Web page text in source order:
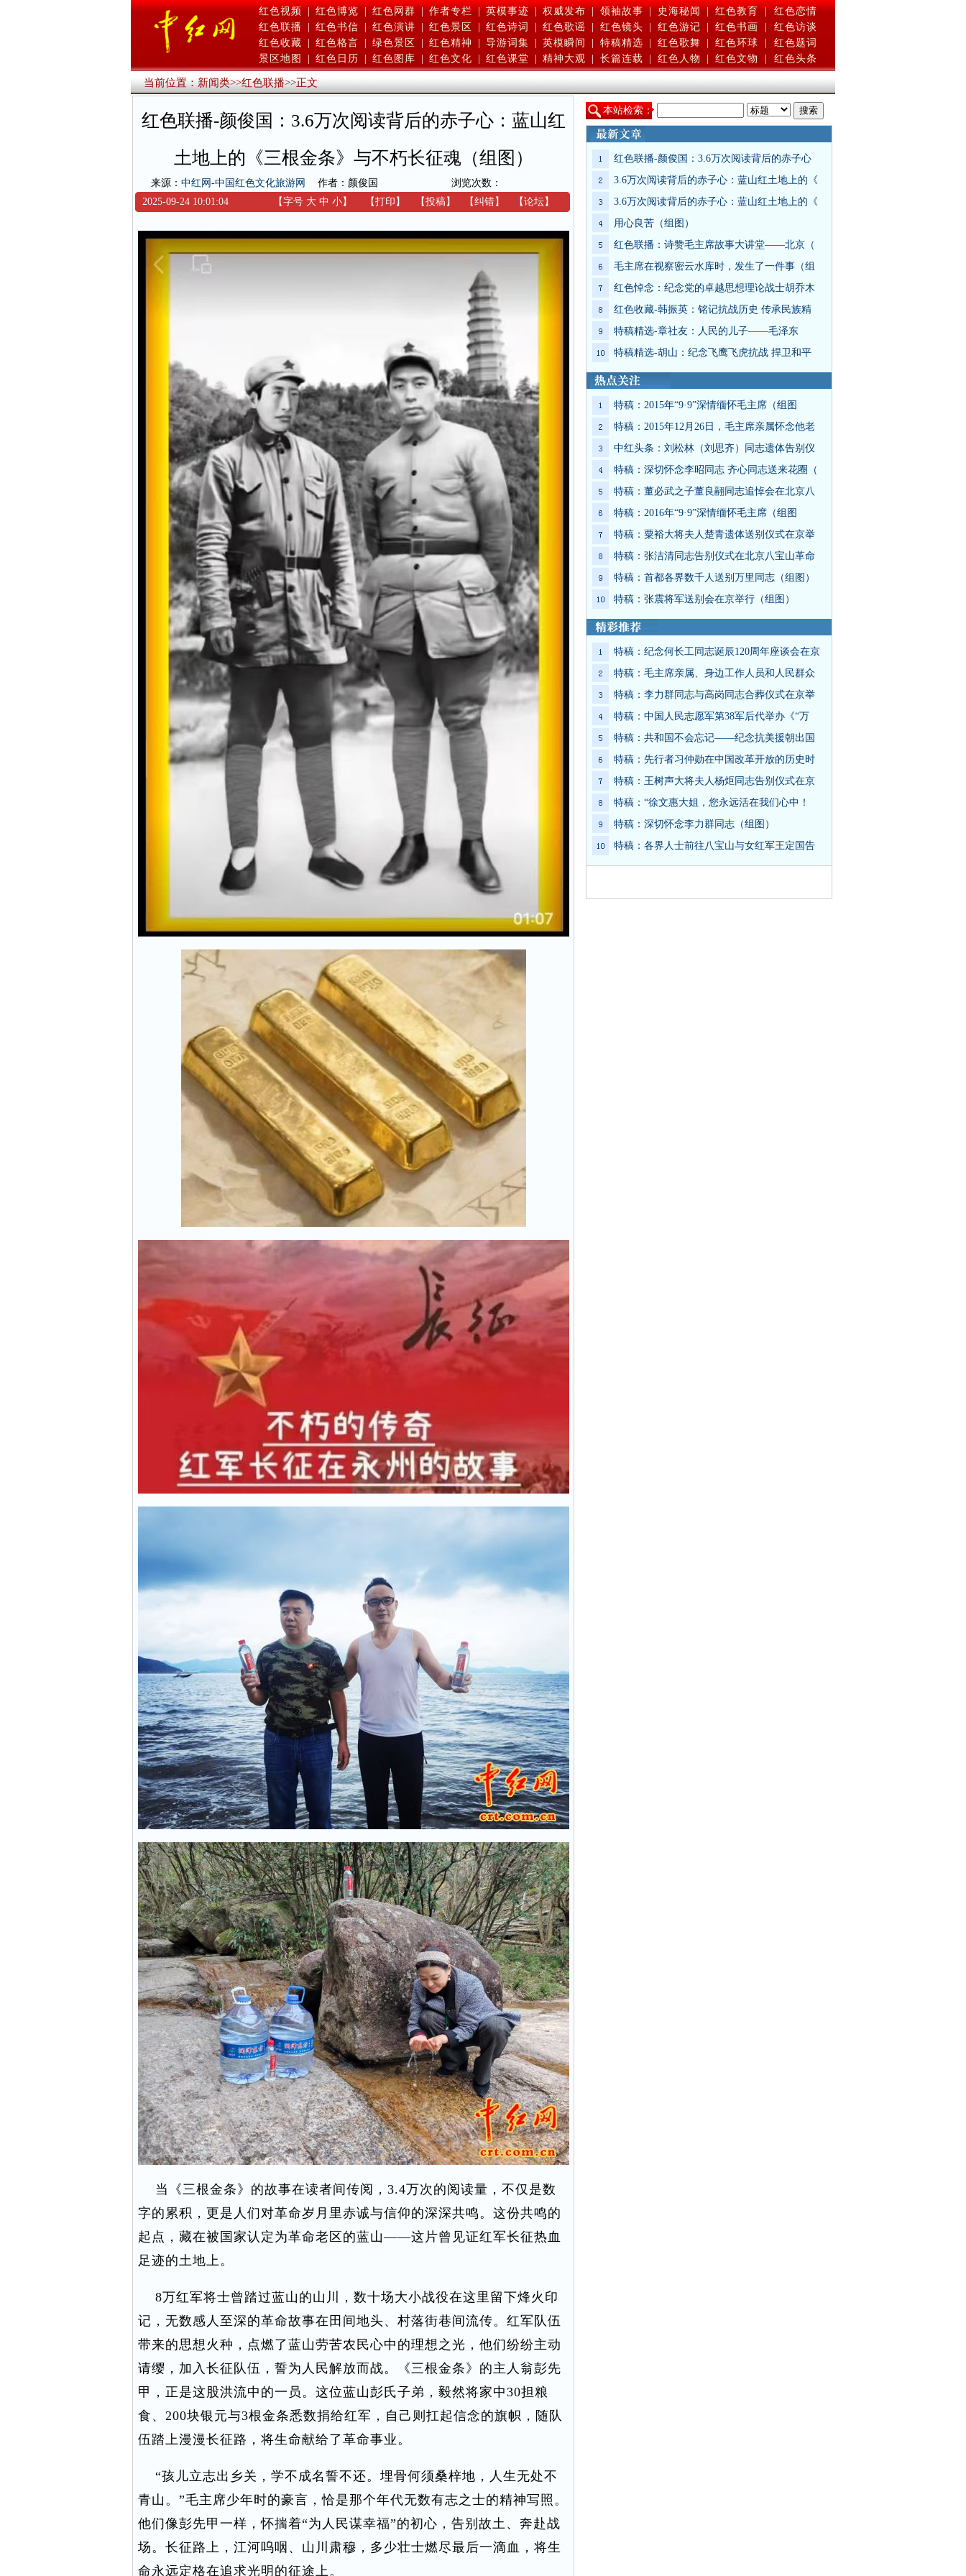
红色视频 | 红色博览 | 红色网群 | 作者专栏 | 英模事迹 | 权威发布 | 领袖故事 | 史海秘闻 | 红色教育 |
红色恋情
红色联播
红色书信 红色演讲 红色景区 红色诗词 红色歌谣 红色镜头 红色游记 红色书画
红色访谈
红色收藏
红色格言 绿色景区 红色精神 导游词集 英模瞬间 特稿精选 红色歌舞 红色环球
红色题词
景区地图
红色日历 红色图库 红色文化 红色课堂 精神大观 长篇连载 红色人物 红色文物 红色头条
当前位置：新闻类>>红色联播>>正文
红色联播-颜俊国：3.6万次阅读背后的赤子心：蓝山红
土地上的《三根金条》与不朽长征魂（组图）
来源： 中红网-中国红色文化旅游网 作者：颜俊国
浏览次数：
2025-09-24 10:01:04
【字号 大 中 小】 【打印 】 【投稿】 【纠错】 【论坛】
当《三根金条》的故事在读者间传阅，3.4万次的阅读量，不仅是数
字的累积，更是人们对革命岁月里赤诚与信仰的深深共鸣。这份共鸣的
起点，藏在被国家认定为革命老区的蓝山——这片曾见证红军长征热血
足迹的土地上。
8万红军将士曾踏过蓝山的山川，数十场大小战役在这里留下烽火印
记，无数感人至深的革命故事在田间地头、村落街巷间流传。红军队伍
带来的思想火种，点燃了蓝山劳苦农民心中的理想之光，他们纷纷主动
请缨，加入长征队伍，誓为人民解放而战。《三根金条》的主人翁彭先
甲，正是这股洪流中的一员。这位蓝山彭氏子弟，毅然将家中30担粮
食、200块银元与3根金条悉数捐给红军，自己则扛起信念的旗帜，随队
伍踏上漫漫长征路，将生命献给了革命事业。
“孩儿立志出乡关，学不成名誓不还。埋骨何须桑梓地，人生无处不
青山。”毛主席少年时的豪言，恰是那个年代无数有志之士的精神写照。
他们像彭先甲一样，怀揣着“为人民谋幸福”的初心，告别故土、奔赴战
场。长征路上，江河呜咽、山川肃穆，多少壮士燃尽最后一滴血，将生
命永远定格在追求光明的征途上。
本站检索：
红色联播-颜俊国：3.6万次阅读背后的赤子心
3.6万次阅读背后的赤子心：蓝山红土地上的《
3.6万次阅读背后的赤子心：蓝山红土地上的《
用心良苦（组图）
红色联播：诗赞毛主席故事大讲堂——北京（
毛主席在视察密云水库时，发生了一件事（组
红色悼念：纪念党的卓越思想理论战士胡乔木
红色收藏-韩振英：铭记抗战历史 传承民族精
特稿精选-章社友：人民的儿子——毛泽东
特稿精选-胡山：纪念飞鹰飞虎抗战 捍卫和平
特稿：2015年“9·9”深情缅怀毛主席（组图
特稿：2015年12月26日，毛主席亲属怀念他老
中红头条：刘松林（刘思齐）同志遗体告别仪
特稿：深切怀念李昭同志 齐心同志送来花圈（
特稿：董必武之子董良翮同志追悼会在北京八
特稿：2016年“9·9”深情缅怀毛主席（组图
特稿：粟裕大将夫人楚青遗体送别仪式在京举
特稿：张洁清同志告别仪式在北京八宝山革命
特稿：首都各界数千人送别万里同志（组图）
特稿：张震将军送别会在京举行（组图）
特稿：纪念何长工同志诞辰120周年座谈会在京
特稿：毛主席亲属、身边工作人员和人民群众
特稿：李力群同志与高岗同志合葬仪式在京举
特稿：中国人民志愿军第38军后代举办《“万
特稿：共和国不会忘记——纪念抗美援朝出国
特稿：先行者习仲勋在中国改革开放的历史时
特稿：王树声大将夫人杨炬同志告别仪式在京
特稿：“徐文惠大姐，您永远活在我们心中！
特稿：深切怀念李力群同志（组图）
特稿：各界人士前往八宝山与女红军王定国告